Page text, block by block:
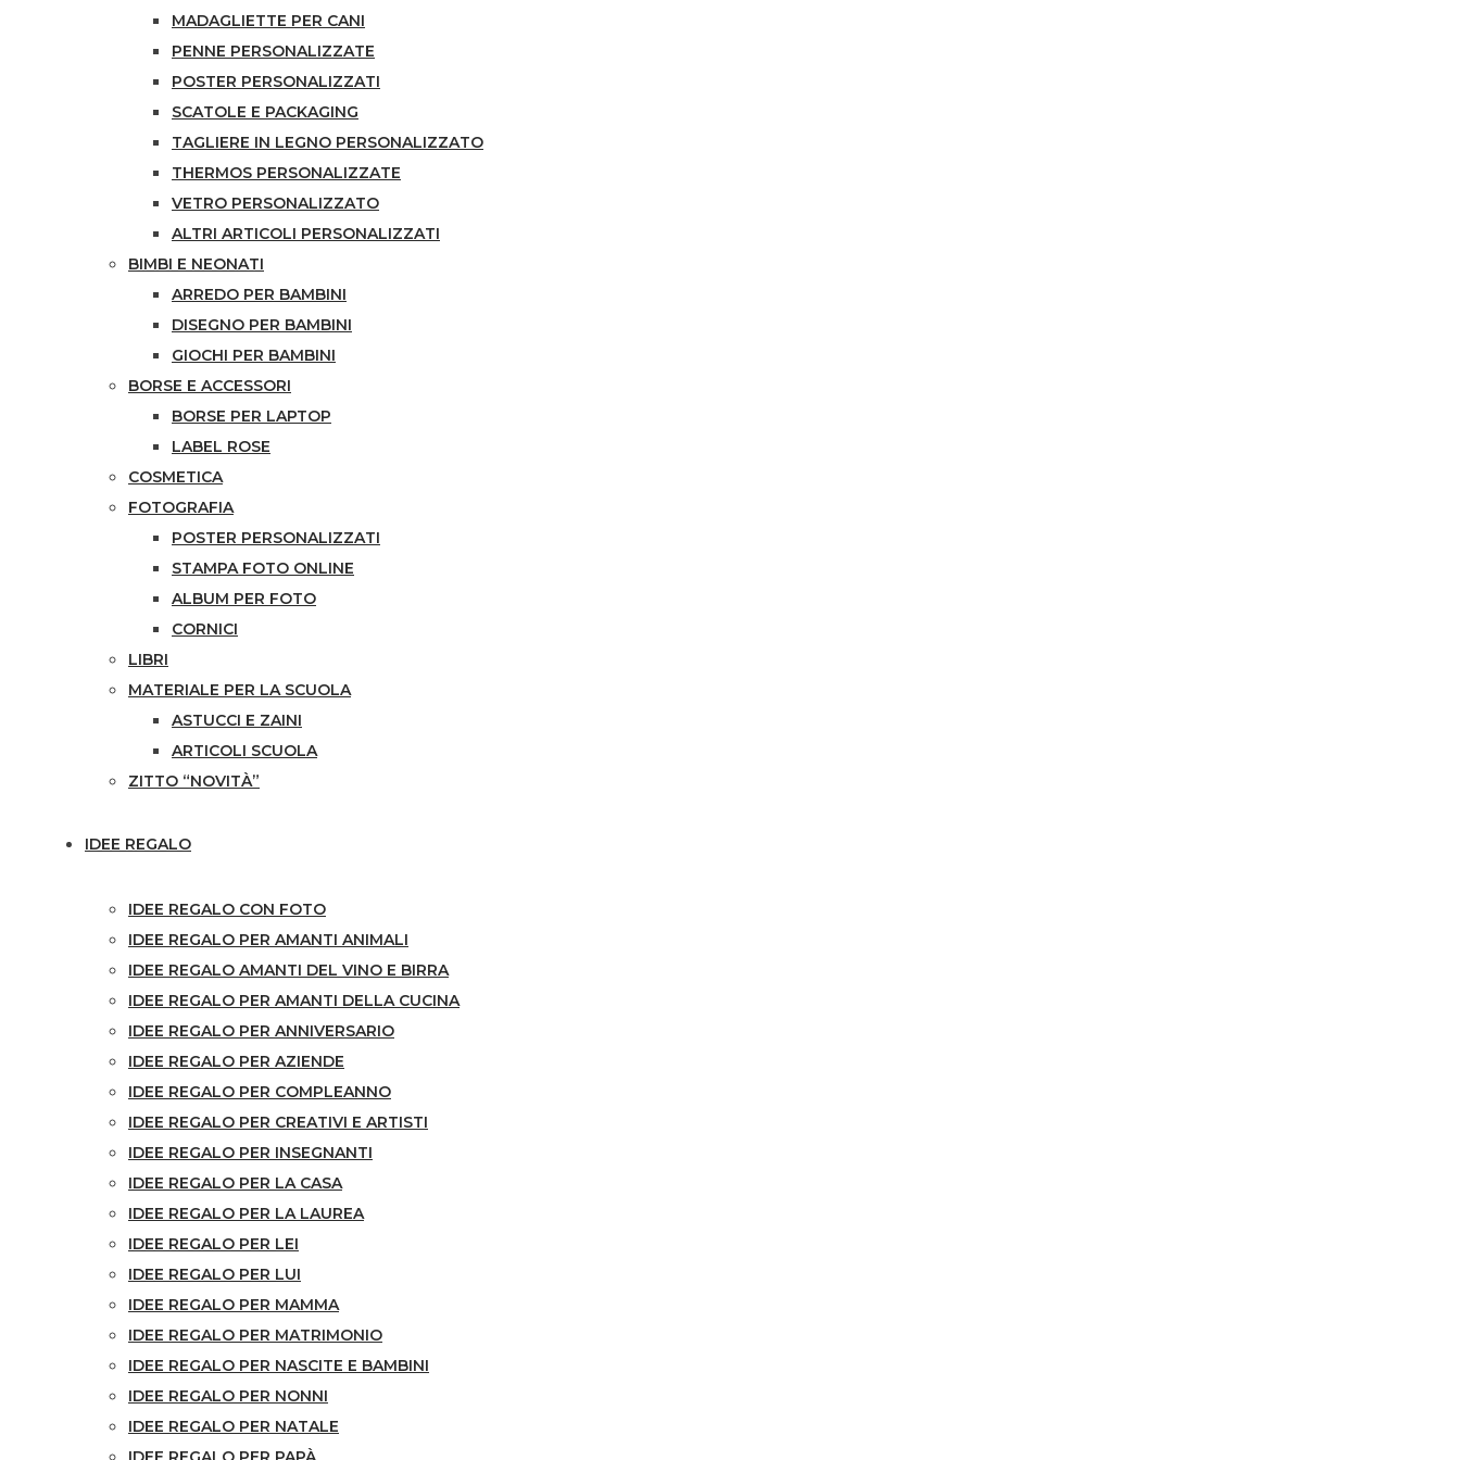
MADAGLIETTE PER CANI
PENNE PERSONALIZZATE
POSTER PERSONALIZZATI
SCATOLE E PACKAGING
TAGLIERE IN LEGNO PERSONALIZZATO
THERMOS PERSONALIZZATE
VETRO PERSONALIZZATO
ALTRI ARTICOLI PERSONALIZZATI
BIMBI E NEONATI
ARREDO PER BAMBINI
DISEGNO PER BAMBINI
GIOCHI PER BAMBINI
BORSE E ACCESSORI
BORSE PER LAPTOP
LABEL ROSE
COSMETICA
FOTOGRAFIA
POSTER PERSONALIZZATI
STAMPA FOTO ONLINE
ALBUM PER FOTO
CORNICI
LIBRI
MATERIALE PER LA SCUOLA
ASTUCCI E ZAINI
ARTICOLI SCUOLA
ZITTO “NOVITÀ”
IDEE REGALO
IDEE REGALO CON FOTO
IDEE REGALO PER AMANTI ANIMALI
IDEE REGALO AMANTI DEL VINO E BIRRA
IDEE REGALO PER AMANTI DELLA CUCINA
IDEE REGALO PER ANNIVERSARIO
IDEE REGALO PER AZIENDE
IDEE REGALO PER COMPLEANNO
IDEE REGALO PER CREATIVI E ARTISTI
IDEE REGALO PER INSEGNANTI
IDEE REGALO PER LA CASA
IDEE REGALO PER LA LAUREA
IDEE REGALO PER LEI
IDEE REGALO PER LUI
IDEE REGALO PER MAMMA
IDEE REGALO PER MATRIMONIO
IDEE REGALO PER NASCITE E BAMBINI
IDEE REGALO PER NONNI
IDEE REGALO PER NATALE